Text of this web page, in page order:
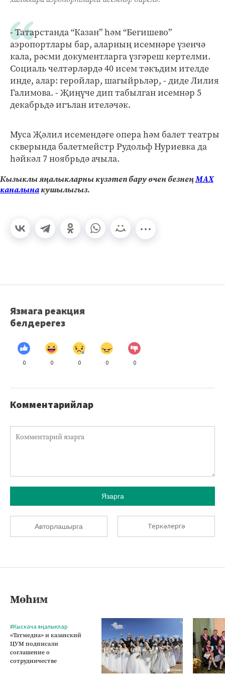
- Татарстанда “Казан” һәм “Бегишево”
аэропортлары бар, аларның исемнәре үзенчә
кала, рәсми документларга үзгәреш кертелми.
Социаль челтәрләрдә 40 исем тәкъдим ителде
инде, алар: геройлар, шагыйрьләр, - диде Лилия
Галимова. - Җиңүче дип табылган исемнәр 5
декабрьдә игълан ителәчәк.
Муса Җәлил исемендәге опера һәм балет театры
скверында балетмейстр Рудольф Нуриевка да
һәйкәл 7 ноябрьдә ачыла.
Кызыклы яңалыкларны күзәтеп бару өчен безнеңМАХ
каналынакушылыгыз.
Язмага реакция
белдерегез
0 0 0 0 0
Комментарийлар
Язарга
Авторлашырга Теркәлергә
Мөһим
#Кыскача яңалыклар
«Татмедиа» и казанский
ЦУМ подписали
соглашение о
сотрудничестве